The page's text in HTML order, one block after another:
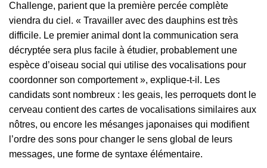
Challenge, parient que la première percée complète
viendra du ciel. « Travailler avec des dauphins est très
difficile. Le premier animal dont la communication sera
décryptée sera plus facile à étudier, probablement une
espèce d’oiseau social qui utilise des vocalisations pour
coordonner son comportement », explique-t-il. Les
candidats sont nombreux : les geais, les perroquets dont le
cerveau contient des cartes de vocalisations similaires aux
nôtres, ou encore les mésanges japonaises qui modifient
l’ordre des sons pour changer le sens global de leurs
messages, une forme de syntaxe élémentaire.